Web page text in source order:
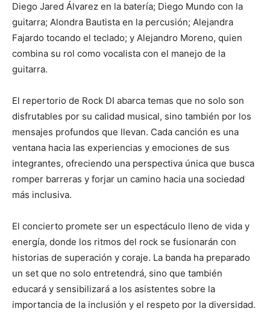
Diego Jared Álvarez en la batería; Diego Mundo con la
guitarra; Alondra Bautista en la percusión; Alejandra
Fajardo tocando el teclado; y Alejandro Moreno, quien
combina su rol como vocalista con el manejo de la
guitarra.
El repertorio de Rock DI abarca temas que no solo son
disfrutables por su calidad musical, sino también por los
mensajes profundos que llevan. Cada canción es una
ventana hacia las experiencias y emociones de sus
integrantes, ofreciendo una perspectiva única que busca
romper barreras y forjar un camino hacia una sociedad
más inclusiva.
El concierto promete ser un espectáculo lleno de vida y
energía, donde los ritmos del rock se fusionarán con
historias de superación y coraje. La banda ha preparado
un set que no solo entretendrá, sino que también
educará y sensibilizará a los asistentes sobre la
importancia de la inclusión y el respeto por la diversidad.